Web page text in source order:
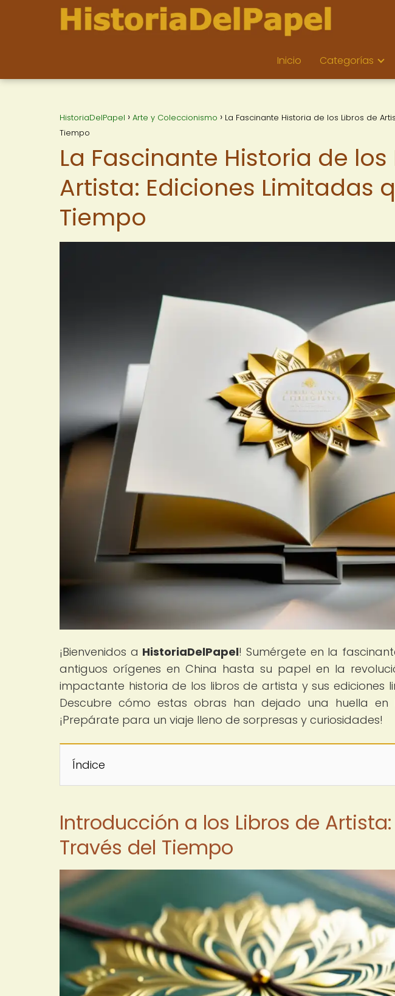
Inicio Categorías
HistoriaDelPapel Arte y Coleccionismo
La Fascinante Historia de los Libros de
Tiempo
La Fascinante Historia de los
Artista: Ediciones Limitadas
Tiempo
¡Bienvenidos a HistoriaDelPapel! Sumérgete en la
antiguos orígenes en China hasta su papel en la
impactante historia de los libros de artista y sus ediciones
Descubre cómo estas obras han dejado una huella
¡Prepárate para un viaje lleno de sorpresas y curiosidades!
Índice
Introducción a los Libros de
Través del Tiempo